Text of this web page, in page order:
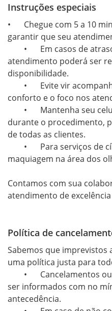
Instruções especiais
•	Chegue com 5 a 10 minutos de antecedência para
garantir que seu
atendimento poderá ser
disponibilidade.
conforto e o foco nos
durante o procedimento,
de todas as clientes.
maquiagem na área dos
Contamos com sua
atendimento de
Política de
Sabemos que imprevistos
uma política justa para
ser informados com no
antecedência.